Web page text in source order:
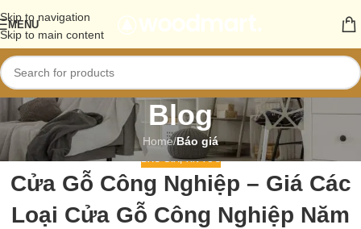
Skip to navigation
Skip to main content
MENU
Blog
Home/Báo giá
BÁO GIÁ,TIN TỨC
Cửa Gỗ Công Nghiệp – Giá Các
Loại Cửa Gỗ Công Nghiệp Năm